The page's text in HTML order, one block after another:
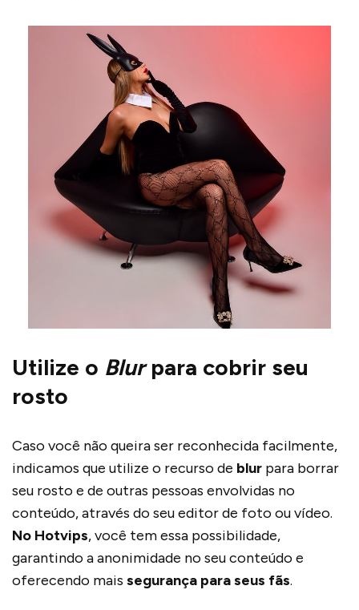
Utilize o Blurpara cobrir seu
rosto
Caso você não queira ser reconhecida facilmente,
indicamos que utilize o recurso de blur para borrar
seu rosto e de outras pessoas envolvidas no
conteúdo, através do seu editor de foto ou vídeo.
No Hotvips, você tem essa possibilidade,
garantindo a anonimidade no seu conteúdo e
oferecendo mais segurança para seus fãs.